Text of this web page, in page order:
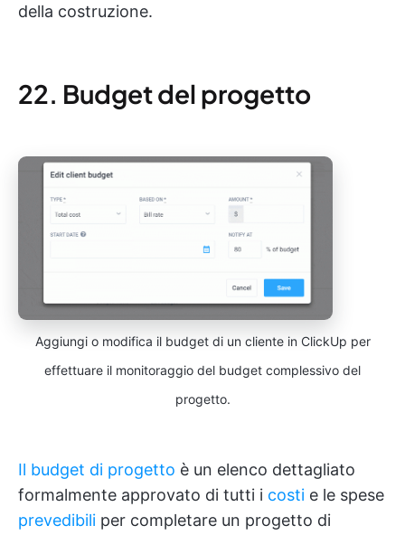
della costruzione.
22. Budget del progetto
Aggiungi o modifica il budget di un cliente in ClickUp per
effettuare il monitoraggio del budget complessivo del
progetto.
Il budget di progetto è un elenco dettagliato
formalmente approvato di tutti i costi e le spese
prevedibili per completare un progetto di